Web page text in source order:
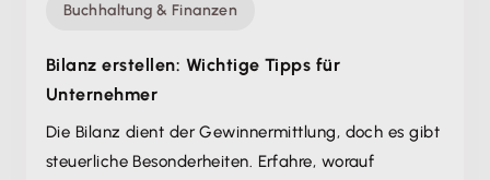
Buchhaltung & Finanzen
Bilanz erstellen: Wichtige Tipps für
Unternehmer
Die Bilanz dient der Gewinnermittlung, doch es gibt
steuerliche Besonderheiten. Erfahre, worauf